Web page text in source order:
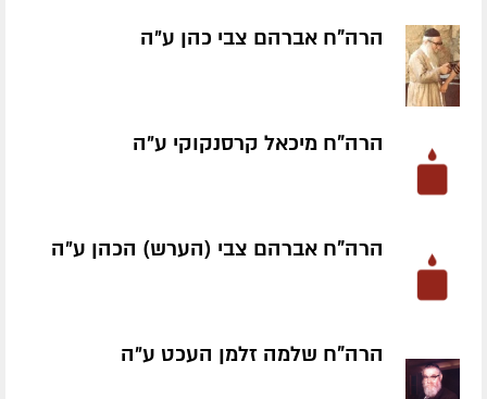
הרה"ח אברהם צבי כהן ע״ה
הרה"ח מיכאל קרסנקוקי ע״ה
הרה"ח אברהם צבי (הערש) הכהן ע״ה
הרה"ח שלמה זלמן העכט ע״ה